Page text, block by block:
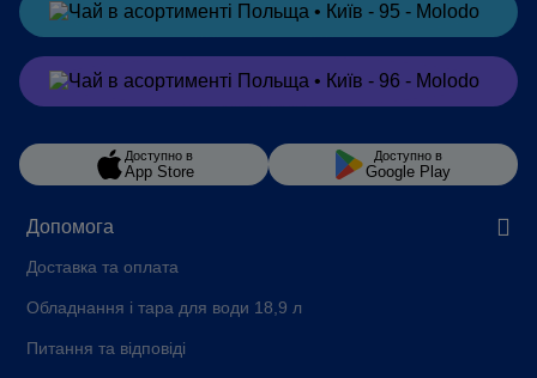
Допомога
Доставка та оплата
Обладнання і тара для води 18,9 л
Питання та відповіді
Замовитив Telegram
Замовитив Viber
Доступно в
App Store
Доступно в
Google Play